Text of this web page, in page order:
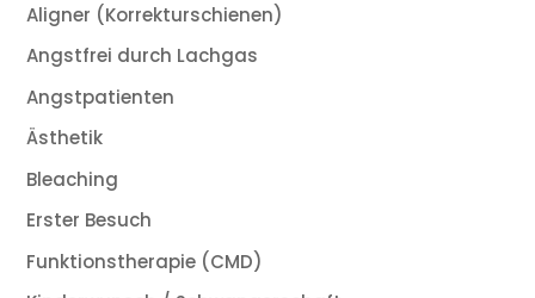
Aligner (Korrekturschienen)
Angstfrei durch Lachgas
Angstpatienten
Ästhetik
Bleaching
Erster Besuch
Funktionstherapie (CMD)